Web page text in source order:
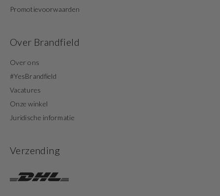
Promotievoorwaarden
Over Brandfield
Over ons
#YesBrandfield
Vacatures
Onze winkel
Juridische informatie
Verzending